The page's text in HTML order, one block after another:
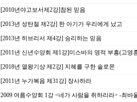
[2010년야고보서제2강]참된 믿음
[2013년 성탄절 제2강] 한 아기가 우리에게 났고
[2013년 히브리서 제4강] 승리하는 믿음
[2011년 신년수양회 제1강]미스바의 영적 부흥(고영
[2018년 열왕기상 제2강] 지혜를 구한 솔로몬
[2011년 누가복음 제31강] 장사하라
2009 여름수양회 1강 <네가 사람을 취하리라> -최바